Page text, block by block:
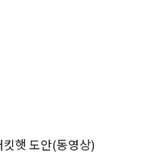
햇 도안(동영상)